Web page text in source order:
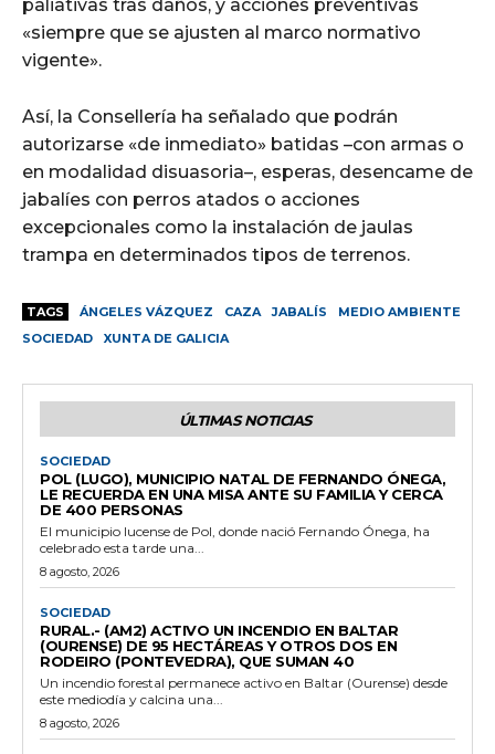
paliativas tras daños, y acciones preventivas
«siempre que se ajusten al marco normativo
vigente».
Así, la Consellería ha señalado que podrán
autorizarse «de inmediato» batidas –con armas o
en modalidad disuasoria–, esperas, desencame de
jabalíes con perros atados o acciones
excepcionales como la instalación de jaulas
trampa en determinados tipos de terrenos.
TAGS ÁNGELES VÁZQUEZ CAZA JABALÍS
MEDIO AMBIENTE
SOCIEDAD
XUNTA DE GALICIA
ÚLTIMAS NOTICIAS
SOCIEDAD
POL (LUGO), MUNICIPIO NATAL DE FERNANDO ÓNEGA,
LE RECUERDA EN UNA MISA ANTE SU FAMILIA Y CERCA
DE 400 PERSONAS
El municipio lucense de Pol, donde nació Fernando Ónega, ha
celebrado esta tarde una...
8 agosto, 2026
SOCIEDAD
RURAL.- (AM2) ACTIVO UN INCENDIO EN BALTAR
(OURENSE) DE 95 HECTÁREAS Y OTROS DOS EN
RODEIRO (PONTEVEDRA), QUE SUMAN 40
Un incendio forestal permanece activo en Baltar (Ourense) desde
este mediodía y calcina una...
8 agosto, 2026